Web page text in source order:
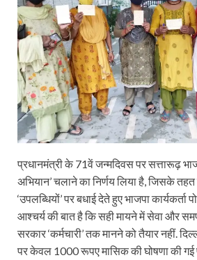
प्रधानमंत्री के 71वें जन्मदिवस पर सत्तारूढ़
अभियान’ चलाने का निर्णय लिया है, जिसके
‘उपलब्धियों’ पर बधाई देते हुए भाजपा कार्यकर्ता
आश्चर्य की बात है कि सही मायने में सेवा और
सरकार ‘कर्मचारी’ तक मानने को तैयार नहीं.
पर केवल 1000 रूपए मासिक की घोषणा की गई